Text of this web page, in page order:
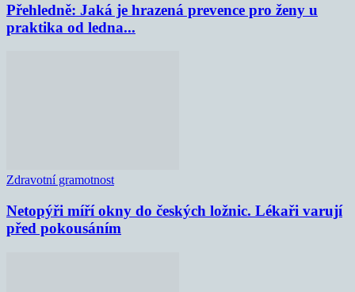
Přehledně: Jaká je hrazená prevence pro ženy u
praktika od ledna...
Zdravotní gramotnost
Netopýři míří okny do českých ložnic. Lékaři varují
před pokousáním